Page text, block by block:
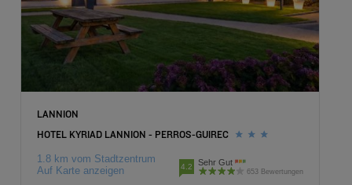
LANNION
HOTEL KYRIAD LANNION - PERROS-GUIREC
1.8 km vom Stadtzentrum
Auf Karte anzeigen
4.2 Sehr Gut
653 Bewertungen